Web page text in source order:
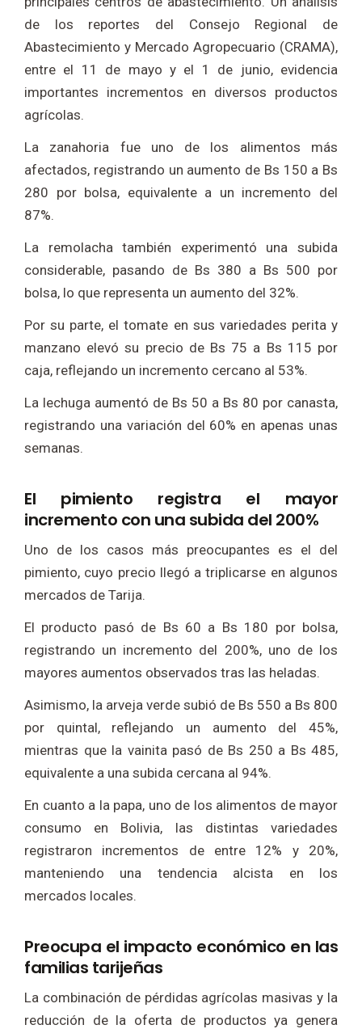
de los reportes del Consejo Regional de
Abastecimiento y Mercado Agropecuario (CRAMA),
entre el 11 de mayo y el 1 de junio, evidencia
importantes incrementos en diversos productos
agrícolas.
La zanahoria fue uno de los alimentos más
afectados, registrando un aumento de Bs 150 a Bs
280 por bolsa, equivalente a un incremento del
87%.
La remolacha también experimentó una subida
considerable, pasando de Bs 380 a Bs 500 por
bolsa, lo que representa un aumento del 32%.
Por su parte, el tomate en sus variedades perita y
manzano elevó su precio de Bs 75 a Bs 115 por
caja, reflejando un incremento cercano al 53%.
La lechuga aumentó de Bs 50 a Bs 80 por canasta,
registrando una variación del 60% en apenas unas
semanas.
El pimiento registra el mayor
incremento con una subida del 200%
Uno de los casos más preocupantes es el del
pimiento, cuyo precio llegó a triplicarse en algunos
mercados de Tarija.
El producto pasó de Bs 60 a Bs 180 por bolsa,
registrando un incremento del 200%, uno de los
mayores aumentos observados tras las heladas.
Asimismo, la arveja verde subió de Bs 550 a Bs 800
por quintal, reflejando un aumento del 45%,
mientras que la vainita pasó de Bs 250 a Bs 485,
equivalente a una subida cercana al 94%.
En cuanto a la papa, uno de los alimentos de mayor
consumo en Bolivia, las distintas variedades
registraron incrementos de entre 12% y 20%,
manteniendo una tendencia alcista en los
mercados locales.
Preocupa el impacto económico en las
familias tarijeñas
La combinación de pérdidas agrícolas masivas y la
reducción de la oferta de productos ya genera